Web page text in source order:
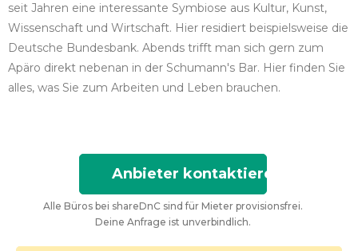
seit Jahren eine interessante Symbiose aus Kultur, Kunst,
Wissenschaft und Wirtschaft. Hier residiert beispielsweise die
Deutsche Bundesbank. Abends trifft man sich gern zum
Apäro direkt nebenan in der Schumann's Bar. Hier finden Sie
alles, was Sie zum Arbeiten und Leben brauchen.
Anbieter kontaktieren
Alle Büros bei shareDnC sind für Mieter provisionsfrei.
Deine Anfrage ist unverbindlich.